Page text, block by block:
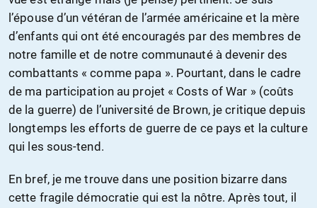
l’épouse d’un vétéran de l’armée américaine et la mère
d’enfants qui ont été encouragés par des membres de
notre famille et de notre communauté à devenir des
combattants « comme papa ». Pourtant, dans le cadre
de ma participation au projet « Costs of War » (coûts
de la guerre) de l’université de Brown, je critique depuis
longtemps les efforts de guerre de ce pays et la culture
qui les sous-tend.
En bref, je me trouve dans une position bizarre dans
cette fragile démocratie qui est la nôtre. Après tout, il